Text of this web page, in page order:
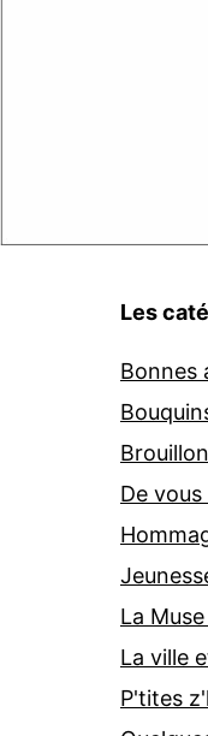
Les
Bonnes
De
La
La ville
P'tites